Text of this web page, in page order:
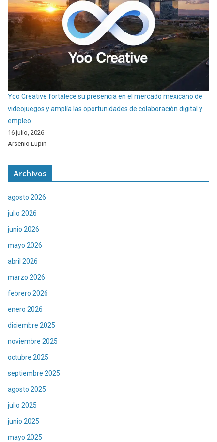
Yoo Creative fortalece su presencia en el mercado mexicano de
videojuegos y amplía las oportunidades de colaboración digital y
empleo
16 julio, 2026
Arsenio Lupin
Archivos
agosto 2026
julio 2026
junio 2026
mayo 2026
abril 2026
marzo 2026
febrero 2026
enero 2026
diciembre 2025
noviembre 2025
octubre 2025
septiembre 2025
agosto 2025
julio 2025
junio 2025
mayo 2025